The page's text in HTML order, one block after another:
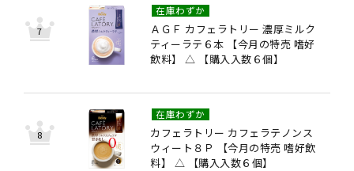
ＡＧＦ カフェラトリー 濃厚ミルク
ティーラテ６本 【今月の特売 嗜好
飲料】 △ 【購入入数６個】
在庫わずか
カフェラトリー カフェラテノンス
ウィート８Ｐ 【今月の特売 嗜好飲
料】 △ 【購入入数６個】
在庫わずか